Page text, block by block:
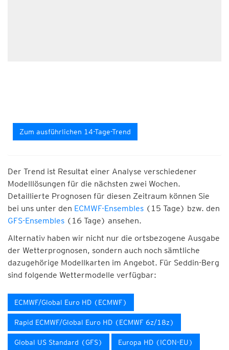
Zum ausführlichen 14-Tage-Trend
Der Trend ist Resultat einer Analyse verschiedener
Modelllösungen für die nächsten zwei Wochen.
Detaillierte Prognosen für diesen Zeitraum können Sie
bei uns unter den ECMWF-Ensembles (15 Tage) bzw. den
GFS-Ensembles (16 Tage) ansehen.
Alternativ haben wir nicht nur die ortsbezogene Ausgabe
der Wetterprognosen, sondern auch noch sämtliche
dazugehörige Modellkarten im Angebot. Für Seddin-Berg
sind folgende Wettermodelle verfügbar:
ECMWF/Global Euro HD (ECMWF)
Rapid ECMWF/Global Euro HD (ECMWF 6z/18z)
Global US Standard (GFS) Europa HD (ICON-EU)